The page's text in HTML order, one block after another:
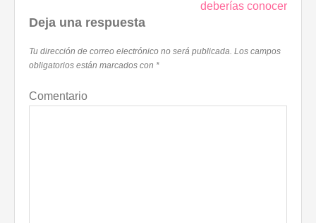
deberías conocer
Deja una respuesta
Tu dirección de correo electrónico no será publicada. Los campos
obligatorios están marcados con *
Comentario